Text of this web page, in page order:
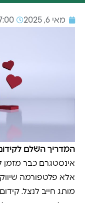
מאי 6, 2025 pm
המדריך השלם
אינסטגרם כבר מזמן
אלא פלטפורמה
מותג חייב לנצל.